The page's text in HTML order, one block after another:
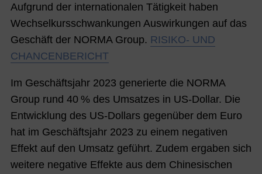
Aufgrund der internationalen Tätigkeit haben
Wechselkursschwankungen Auswirkungen auf das
Geschäft der NORMA Group. RISIKO- UND
CHANCENBERICHT
Im Geschäftsjahr 2023 generierte die NORMA
Group rund 40 % des Umsatzes in US-Dollar. Die
Entwicklung des US-Dollars gegenüber dem Euro
hat im Geschäftsjahr 2023 zu einem negativen
Effekt auf den Umsatz geführt. Zudem ergaben sich
weitere negative Effekte aus dem Chinesischen